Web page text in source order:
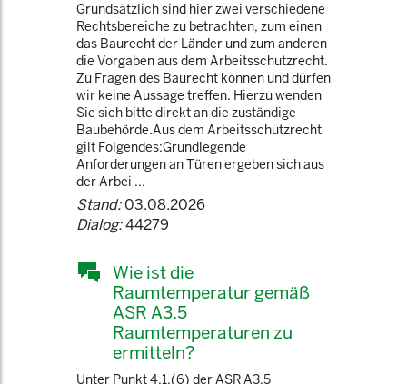
Grundsätzlich sind hier zwei verschiedene
Rechtsbereiche zu betrachten, zum einen
das Baurecht der Länder und zum anderen
die Vorgaben aus dem Arbeitsschutzrecht.
Zu Fragen des Baurecht können und dürfen
wir keine Aussage treffen. Hierzu wenden
Sie sich bitte direkt an die zuständige
Baubehörde.Aus dem Arbeitsschutzrecht
gilt Folgendes:Grundlegende
Anforderungen an Türen ergeben sich aus
der Arbei ...
Stand:03.08.2026
Dialog:44279
Wie ist die
Raumtemperatur gemäß
ASR A3.5
Raumtemperaturen zu
ermitteln?
Unter Punkt 4.1.(6) der ASR A3.5